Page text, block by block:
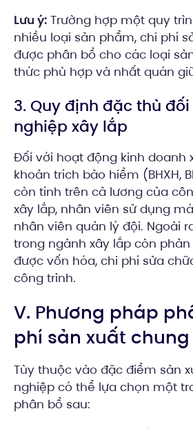
Lưu ý: Trường hợp một quy
nhiều loại sản phẩm, chi phí
được phân bổ cho các loại
thức phù hợp và nhất quán
3. Quy định đặc thù
nghiệp xây lắp
Đối với hoạt động kinh doanh
khoản trích bảo hiểm (BHXH,
còn tính trên cả lương của
xây lắp, nhân viên sử dụng
nhân viên quản lý đội. Ngoài
trong ngành xây lắp còn
được vốn hóa, chi phí sửa
công trình.
V. Phương pháp
phí sản xuất
Tùy thuộc vào đặc điểm sản
nghiệp có thể lựa chọn một
phân bổ sau: